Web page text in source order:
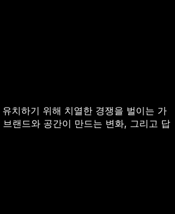
치하기 위해 치열한 경쟁을 벌이는 가
랜드와 공간이 만드는 변화, 그리고 답